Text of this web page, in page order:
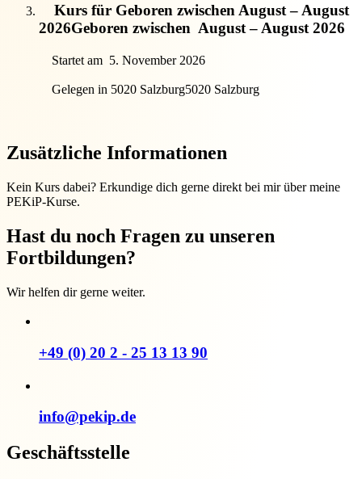
Kurs für Geboren zwischen August – August
2026Geboren zwischen August – August 2026
Startet am 5. November 2026
Gelegen in 5020 Salzburg5020 Salzburg
Zusätzliche Informationen
Kein Kurs dabei? Erkundige dich gerne direkt bei mir über meine
PEKiP-Kurse.
Hast du noch Fragen zu unseren
Fortbildungen?
Wir helfen dir gerne weiter.
+49 (0) 20 2 - 25 13 13 90
info@pekip.de
Geschäftsstelle